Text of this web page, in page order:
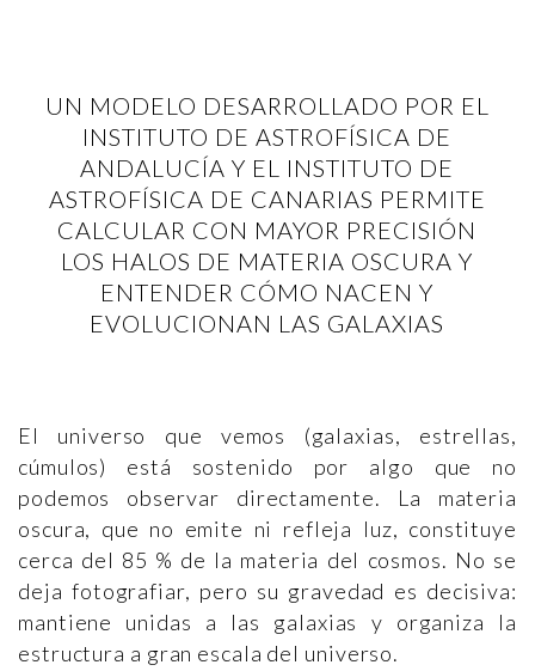
UN MODELO DESARROLLADO POR EL
INSTITUTO DE ASTROFÍSICA DE
ANDALUCÍA Y EL INSTITUTO DE
ASTROFÍSICA DE CANARIAS PERMITE
CALCULAR CON MAYOR PRECISIÓN
LOS HALOS DE MATERIA OSCURA Y
ENTENDER CÓMO NACEN Y
EVOLUCIONAN LAS GALAXIAS
El universo que vemos (galaxias, estrellas,
cúmulos) está sostenido por algo que no
podemos observar directamente. La materia
oscura, que no emite ni refleja luz, constituye
cerca del 85 % de la materia del cosmos. No se
deja fotografiar, pero su gravedad es decisiva:
mantiene unidas a las galaxias y organiza la
estructura a gran escala del universo.